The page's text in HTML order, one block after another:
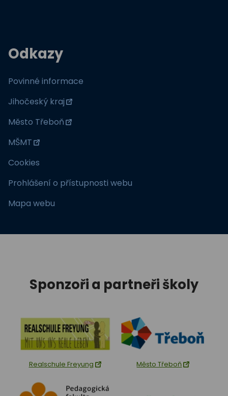
Odkazy
Povinné informace
Jihočeský kraj
Město Třeboň
MŠMT
Cookies
Prohlášení o přístupnosti webu
Mapa webu
Sponzoři a partneři školy
Realschule Freyung Město Třeboň